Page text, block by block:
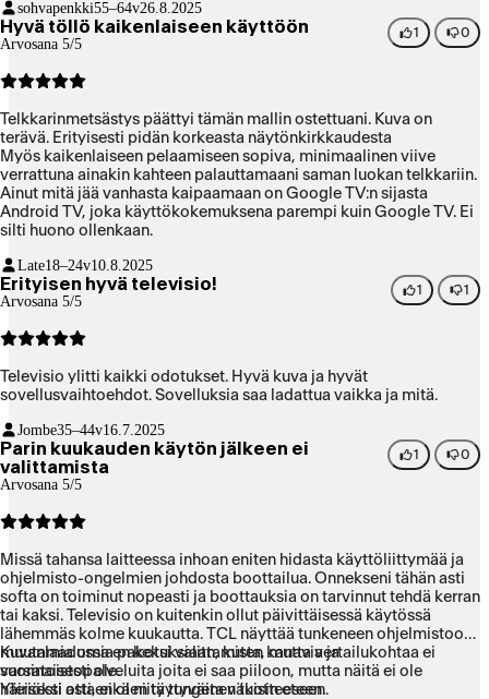
tavallisessa antennikaapelissa ja br-soittimessa. Kaikkiaan mainio
laite, jos se toimii yhtä uskollisesti kuin aiempi TCL-telkkarini.
sohvapenkki55–64v26.8.2025
Hyvä töllö kaikenlaiseen käyttöön
Arvosana 5/5
1 0
Telkkarinmetsästys päättyi tämän mallin ostettuani. Kuva on
terävä. Erityisesti pidän korkeasta näytönkirkkaudesta
Myös kaikenlaiseen pelaamiseen sopiva, minimaalinen viive
verrattuna ainakin kahteen palauttamaani saman luokan telkkariin.
Ainut mitä jää vanhasta kaipaamaan on Google TV:n sijasta
Android TV, joka käyttökokemuksena parempi kuin Google TV. Ei
silti huono ollenkaan.
Late18–24v10.8.2025
Erityisen hyvä televisio!
Arvosana 5/5
1 1
Televisio ylitti kaikki odotukset. Hyvä kuva ja hyvät
sovellusvaihtoehdot. Sovelluksia saa ladattua vaikka ja mitä.
Jombe35–44v16.7.2025
Parin kuukauden käytön jälkeen ei
valittamista
Arvosana 5/5
1 0
Missä tahansa laitteessa inhoan eniten hidasta käyttöliittymää ja
ohjelmisto-ongelmien johdosta boottailua. Onnekseni tähän asti
softa on toiminut nopeasti ja boottauksia on tarvinnut tehdä kerran
tai kaksi. Televisio on kuitenkin ollut päivittäisessä käytössä
lähemmäs kolme kuukautta. TCL näyttää tunkeneen ohjelmistoon
muutamia omia pakotuksiaan, kuten kanavia ja
suoratoistopalveluita joita ei saa piiloon, mutta näitä ei ole
häiriöksi asti, eikä niitä tungeta väkisin eteen.
Kuvanlaadussa en keksi valittamista, mutta vertailukohtaa ei
varsinaisesti ole.
Yleisesti ottaen olen tyytyväinen tuotteeseen.